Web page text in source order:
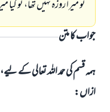
تو ميرا روزہ نہيں تھا، تو
جواب کا متن
ہمہ قسم کی حمد اللہ تعالی کے
ازاں: